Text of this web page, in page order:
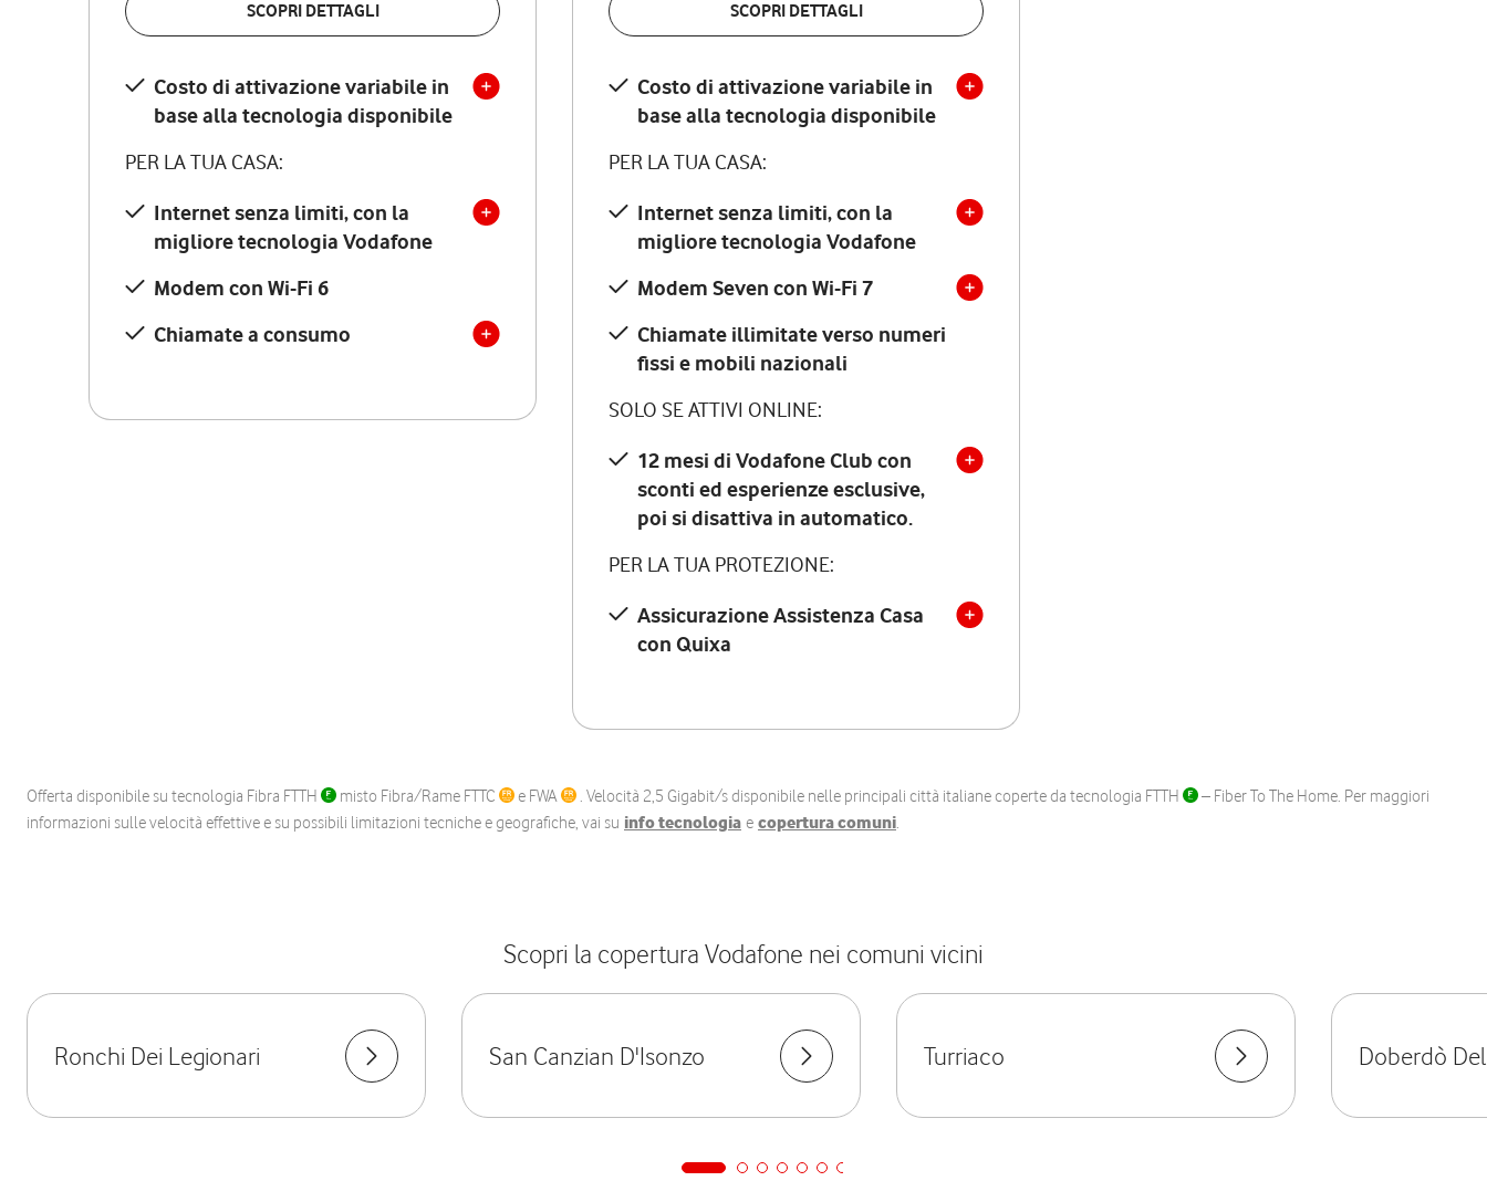
SCOPRI DETTAGLI
Costo di attivazione variabile in
base alla tecnologia disponibile
PER LA TUA CASA:
Internet senza limiti, con la
migliore tecnologia Vodafone
Modem con Wi-Fi 6
Chiamate a consumo
SCOPRI DETTAGLI
Costo di attivazione variabile in
base alla tecnologia disponibile
PER LA TUA CASA:
Internet senza limiti, con la
migliore tecnologia Vodafone
Modem Seven con Wi-Fi 7
Chiamate illimitate verso numeri
fissi e mobili nazionali
SOLO SE ATTIVI ONLINE:
12 mesi di Vodafone Club con
sconti ed esperienze esclusive,
poi si disattiva in automatico.
PER LA TUA PROTEZIONE:
Assicurazione Assistenza Casa
con Quixa
Offerta disponibile su tecnologia Fibra FTTH misto Fibra/Rame FTTC e FWA . Velocità 2,5 Gigabit/s disponibile nelle principali città italiane coperte da tecnologia FTTH
– Fiber To The Home. Per maggiori
informazioni sulle velocità effettive e su possibili limitazioni tecniche e geografiche, vai su info tecnologia e copertura comuni.
Scopri la copertura Vodafone nei comuni vicini
Ronchi Dei Legionari San Canzian D'Isonzo Turriaco Doberdò